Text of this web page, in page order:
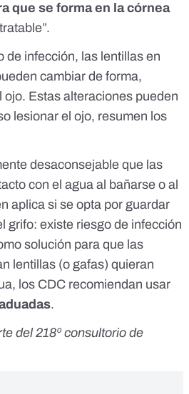
que se forma en la córnea
de infección, las lentillas en
cambiar de forma,
ojo. Estas alteraciones pueden
lesionar el ojo, resumen los
desaconsejable que las
con el agua al bañarse o al
aplica si se opta por guardar
grifo: existe riesgo de infección
solución para que las
lentillas (o gafas) quieran
los CDC recomiendan usar
.
del218º consultorio de